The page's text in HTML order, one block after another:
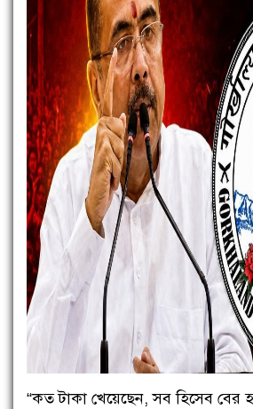
“কত টাকা খেয়েছেন, সব হিসেব